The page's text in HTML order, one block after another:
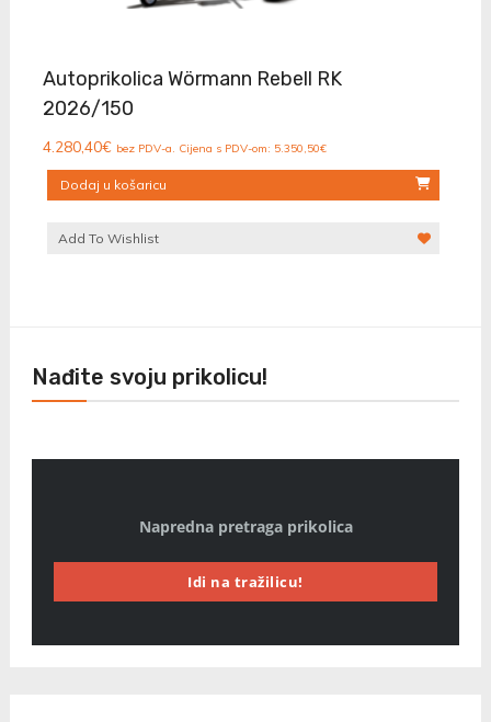
Autoprikolica Wörmann Rebell RK
2026/150
4.280,40€ bez PDV-a. Cijena s PDV-om: 5.350,50€
Dodaj u košaricu
Add To Wishlist
Nađite svoju prikolicu!
Napredna pretraga prikolica
Idi na tražilicu!